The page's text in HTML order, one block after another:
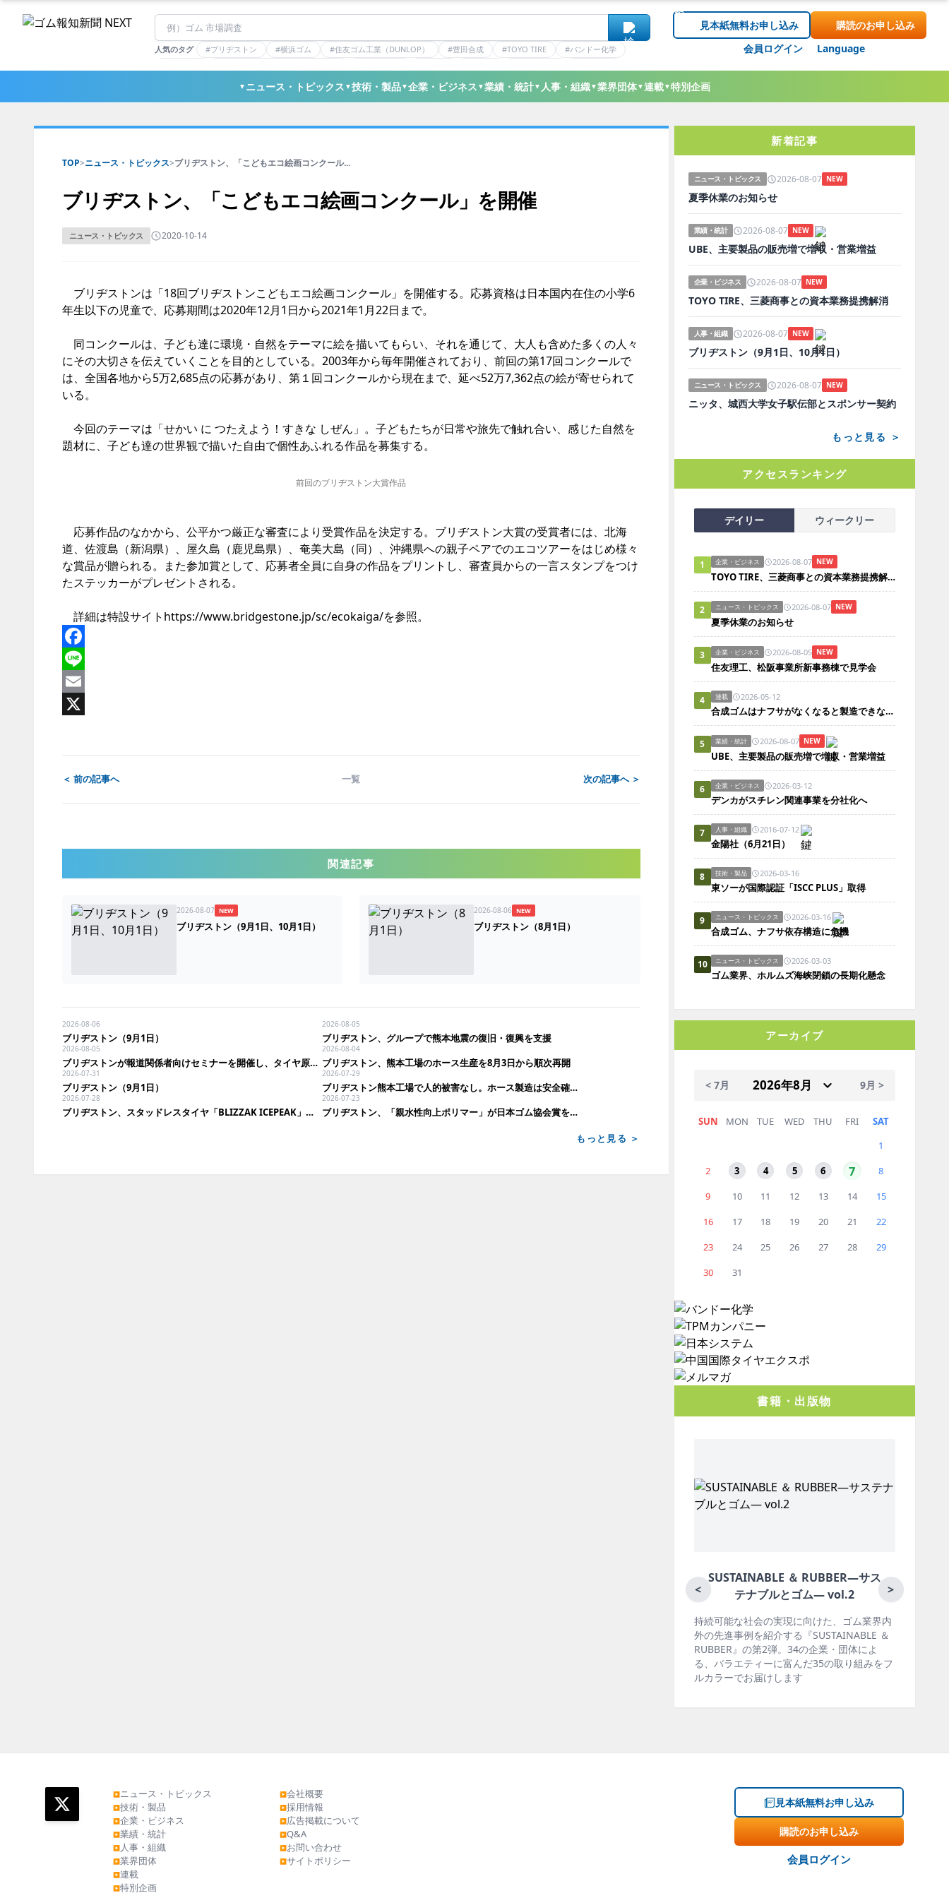
人気のタグ #ブリヂストン #横浜ゴム #住友ゴム工業（DUNLOP） #豊田合成 #TOYO TIRE
#バンドー化学
#東ソー
見本紙無料お申し込み
購読のお申し込み
会員ログイン
Language
▼ ニュース・トピックス ▼技術・製品▼企業・ビジネス ▼業績・統計▼ 人事・組織▼業界団体▼連載▼特別企画
TOP>ニュース・トピックス>ブリヂストン、「こどもエコ絵画コンクール...
ブリヂストン、「こどもエコ絵画コンクール」を開催
ニュース・トピックス 2020-10-14
ブリヂストンは「18回ブリヂストンこどもエコ絵画コンクール」を開催する。応募資格は日本国内在住の小学6
年生以下の児童で、応募期間は2020年12月1日から2021年1月22日まで。
同コンクールは、子ども達に環境・自然をテーマに絵を描いてもらい、それを通じて、大人も含めた多くの人々
にその大切さを伝えていくことを目的としている。2003年から毎年開催されており、前回の第17回コンクールで
は、全国各地から5万2,685点の応募があり、第１回コンクールから現在まで、延べ52万7,362点の絵が寄せられて
いる。
今回のテーマは「せかい に つたえよう！すきな しぜん」。子どもたちが日常や旅先で触れ合い、感じた自然を
題材に、子ども達の世界観で描いた自由で個性あふれる作品を募集する。
前回のブリヂストン大賞作品
応募作品のなかから、公平かつ厳正な審査により受賞作品を決定する。ブリヂストン大賞の受賞者には、北海
道、佐渡島（新潟県）、屋久島（鹿児島県）、奄美大島（同）、沖縄県への親子ペアでのエコツアーをはじめ様々
な賞品が贈られる。また参加賞として、応募者全員に自身の作品をプリントし、審査員からの一言スタンプをつけ
たステッカーがプレゼントされる。
詳細は特設サイト https://www.bridgestone.jp/sc/ecokaiga/を参照。
Facebook
Line
Email
＜ 前の記事へ 一覧 次の記事へ ＞
関連記事
2026-08-07 NEW
ブリヂストン（9月1日、10月1日）
2026-08-06 NEW
ブリヂストン（8月1日）
2026-08-06
ブリヂストン（9月1日）
2026-08-05
ブリヂストン、グループで熊本地震の復旧・復興を支援
2026-08-05
ブリヂストンが報道関係者向けセミナーを開催し、タイヤ原材料と「走る実験室」を紹介
2026-08-04
ブリヂストン、熊本工場のホース生産を8月3日から順次再開
2026-07-31
ブリヂストン（9月1日）
2026-07-29
ブリヂストン熊本工場で人的被害なし。ホース製造は安全確認後に操業再開へ
2026-07-28
ブリヂストン、スタッドレスタイヤ「BLIZZAK ICEPEAK」を発売
2026-07-23
ブリヂストン、「親水性向上ポリマー」が日本ゴム協会賞を受賞
もっと見る ＞
新着記事
ニュース・トピックス 2026-08-07 NEW
夏季休業のお知らせ
業績・統計 2026-08-07 NEW
UBE、主要製品の販売増で増収・営業増益
企業・ビジネス 2026-08-07 NEW
TOYO TIRE、三菱商事との資本業務提携解消
人事・組織 2026-08-07 NEW
ブリヂストン（9月1日、10月1日）
ニュース・トピックス 2026-08-07 NEW
ニッタ、城西大学女子駅伝部とスポンサー契約
もっと見る ＞
アクセスランキング
デイリー ウィークリー
1 企業・ビジネス 2026-08-07 NEW
TOYO TIRE、三菱商事との資本業務提携解消
2 ニュース・トピックス 2026-08-07 NEW
夏季休業のお知らせ
3 企業・ビジネス 2026-08-05 NEW
住友理工、松阪事業所新事務棟で見学会
4 連載 2026-05-12
合成ゴムはナフサがなくなると製造できないのか？
5 業績・統計 2026-08-07 NEW
UBE、主要製品の販売増で増収・営業増益
6 企業・ビジネス 2026-03-12
デンカがスチレン関連事業を分社化へ
7 人事・組織 2016-07-12
金陽社（6月21日）
8 技術・製品 2026-03-16
東ソーが国際認証「ISCC PLUS」取得
9 ニュース・トピックス 2026-03-16
合成ゴム、ナフサ依存構造に危機
10 ニュース・トピックス 2026-03-03
ゴム業界、ホルムズ海峡閉鎖の長期化懸念
アーカイブ
< 7月 9月 >
SUN MON TUE WED THU FRI
SAT
1
2
3 4 5 6 7
8
9
10 11 12 13 14
15
16
17 18 19 20 21
22
23
24 25 26 27 28
29
30
31
書籍・出版物
< >
SUSTAINABLE ＆ RUBBER―サス
持続可能な社会の実現に向けた、ゴム業界内
外の先進事例を紹介する『SUSTAINABLE ＆
RUBBER』の第2弾。34の企業・団体によ
る、バラエティーに富んだ35の取り組みをフ
月刊ラバーインダストリー／単品
ゴム報知新聞の姉妹誌。ゴム・エラストマ
製品・市場分野別の動向、新製品・技術、
材料動向、設備・機械の紹介、インタビュ
ー、海外企業情報、統計などをコンパクト
掲載しています。エッセイ（寄稿）も充実
▶ニュース・トピックス
▶技術・製品
▶企業・ビジネス
▶業績・統計
▶人事・組織
▶業界団体
▶連載
▶特別企画
▶会社概要
▶採用情報
▶広告掲載について
▶Q&A
▶お問い合わせ
▶サイトポリシー
見本紙無料お申し込み
購読のお申し込み
会員ログイン